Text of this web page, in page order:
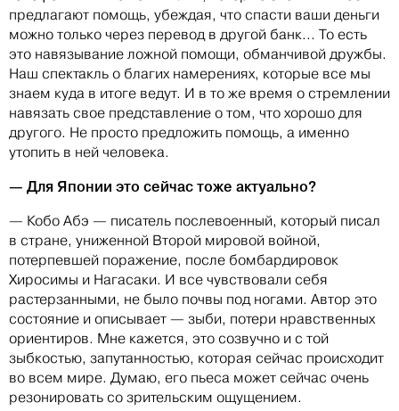
предлагают помощь, убеждая, что спасти ваши деньги
можно только через перевод в другой банк... То есть
это навязывание ложной помощи, обманчивой дружбы.
Наш спектакль о благих намерениях, которые все мы
знаем куда в итоге ведут. И в то же время о стремлении
навязать свое представление о том, что хорошо для
другого. Не просто предложить помощь, а именно
утопить в ней человека.
— Для Японии это сейчас тоже актуально?
— Кобо Абэ — писатель послевоенный, который писал
в стране, униженной Второй мировой войной,
потерпевшей поражение, после бомбардировок
Хиросимы и Нагасаки. И все чувствовали себя
растерзанными, не было почвы под ногами. Автор это
состояние и описывает — зыби, потери нравственных
ориентиров. Мне кажется, это созвучно и с той
зыбкостью, запутанностью, которая сейчас происходит
во всем мире. Думаю, его пьеса может сейчас очень
резонировать со зрительским ощущением.